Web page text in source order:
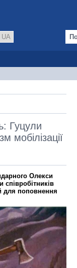
UA
Гуцули
мобілізації
Олекси
для поповнення